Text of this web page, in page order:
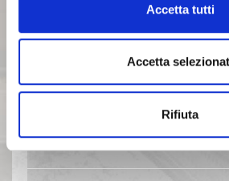
Accetta tutti
Accetta
Rifiuta
ARCHIVIO 2010
ARCHIVIO 2009
ARCHIVIO 2008